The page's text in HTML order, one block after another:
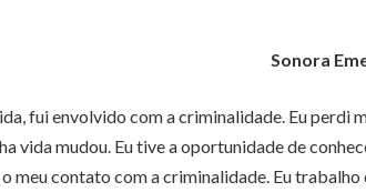
Sonora
fui envolvido com a criminalidade. Eu
vida mudou. Eu tive a oportunidade de
meu contato com a criminalidade. Eu